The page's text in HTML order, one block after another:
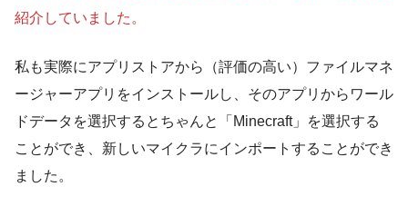
紹介していました。
私も実際にアプリストアから（評価の高い）ファイルマネ
ージャーアプリをインストールし、そのアプリからワール
ドデータを選択するとちゃんと「Minecraft」を選択する
ことができ、新しいマイクラにインポートすることができ
ました。